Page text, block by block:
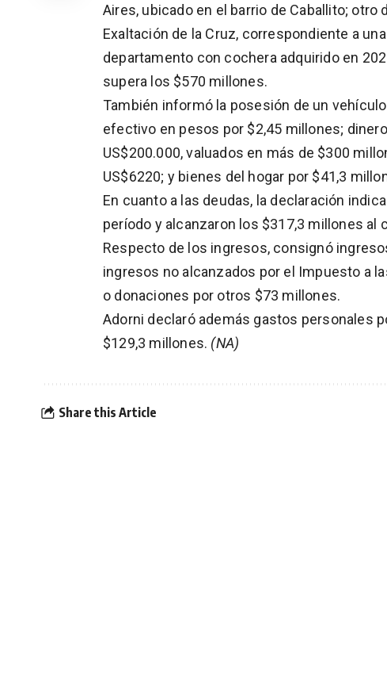
Aires, ubicado en el barrio de Caballito; otro
Exaltación de la Cruz, correspondiente a
departamento con cochera adquirido en
supera los $570 millones.
También informó la posesión de un
efectivo en pesos por $2,45 millones;
US$200.000, valuados en más de $300
US$6220; y bienes del hogar por $41,3
En cuanto a las deudas, la declaración
período y alcanzaron los $317,3 millones al
Respecto de los ingresos, consignó
ingresos no alcanzados por el Impuesto a
o donaciones por otros $73 millones.
Adorni declaró además gastos personales
$129,3 millones. (NA)
Share this Article